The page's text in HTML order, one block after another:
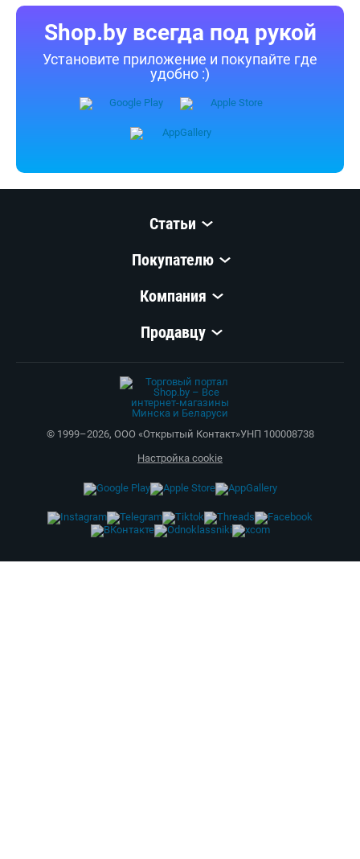
Shop.by всегда под рукой
Установите приложение и покупайте где
удобно :)
Статьи
Покупателю
Компания
Продавцу
© 1999–2026, ООО «Открытый Контакт»УНП 100008738
Настройка cookie